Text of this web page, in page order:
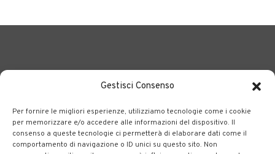
Gestisci Consenso
Per fornire le migliori esperienze, utilizziamo tecnologie come i cookie
per memorizzare e/o accedere alle informazioni del dispositivo. Il
consenso a queste tecnologie ci permetterà di elaborare dati come il
comportamento di navigazione o ID unici su questo sito. Non
BERGAMO TRASPORTI portale delle tre società Consortili
dedite al trasporto pubblico locale su tutto il territorio
bergamasco.